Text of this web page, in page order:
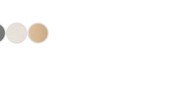
Ecopiel
Blanca
Ecopiel
Camel